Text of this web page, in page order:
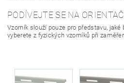
PODÍVEJTE SE NA
Vzorník slouží pouze pro představu, jaké
vyberete z fyzických vzorníků při